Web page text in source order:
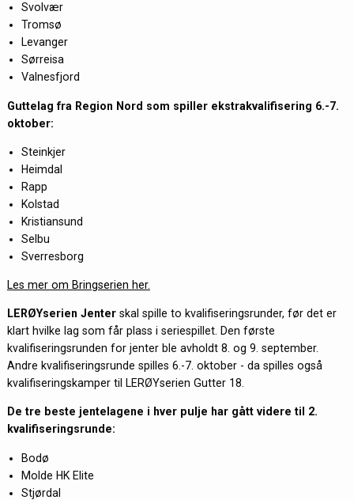
Svolvær
Tromsø
Levanger
Sørreisa
Valnesfjord
Guttelagfra Region Nord som spiller ekstrakvalifisering 6.-7.
oktober:
Steinkjer
Heimdal
Rapp
Kolstad
Kristiansund
Selbu
Sverresborg
Les mer om Bringserien her.
LERØYserien Jenterskal spille to kvalifiseringsrunder, før det er
klart hvilke lag som får plass i seriespillet. Den første
kvalifiseringsrunden for jenter ble avholdt 8. og 9. september.
Andre kvalifiseringsrunde spilles 6.-7. oktober - da spilles også
kvalifiseringskamper til LERØYserien Gutter 18.
De tre beste jentelagene i hver pulje har gått videre til 2.
kvalifiseringsrunde:
Bodø
Molde HK Elite
Stjørdal